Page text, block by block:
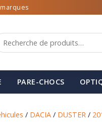
PARE-CHOCS
/ DACIA / DUSTER /